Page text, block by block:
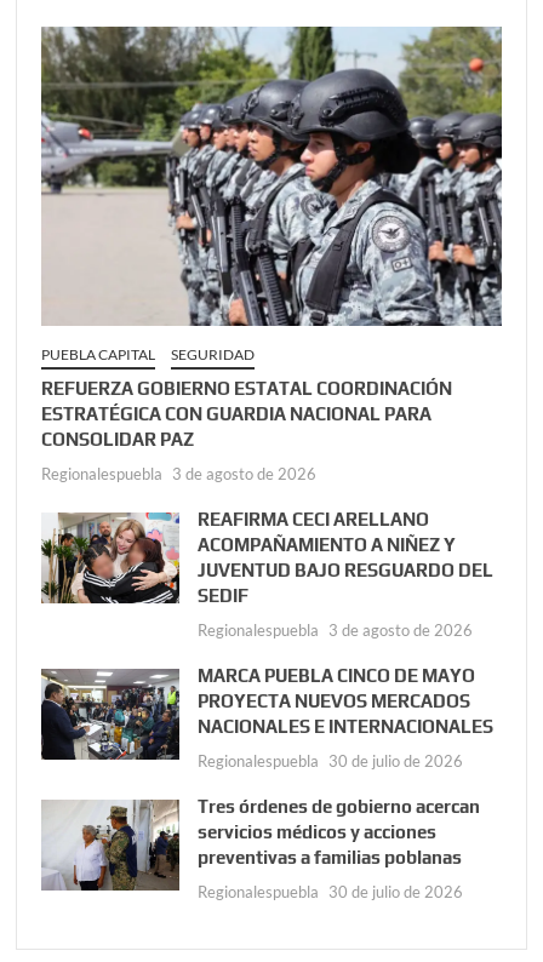
PUEBLA CAPITAL SEGURIDAD
REFUERZA GOBIERNO ESTATAL COORDINACIÓN
ESTRATÉGICA CON GUARDIA NACIONAL PARA
CONSOLIDAR PAZ
Regionalespuebla 3 de agosto de 2026
REAFIRMA CECI ARELLANO
ACOMPAÑAMIENTO A NIÑEZ Y
JUVENTUD BAJO RESGUARDO DEL
SEDIF
Regionalespuebla 3 de agosto de 2026
MARCA PUEBLA CINCO DE MAYO
PROYECTA NUEVOS MERCADOS
NACIONALES E INTERNACIONALES
Regionalespuebla 30 de julio de 2026
Tres órdenes de gobierno acercan
servicios médicos y acciones
preventivas a familias poblanas
Regionalespuebla 30 de julio de 2026